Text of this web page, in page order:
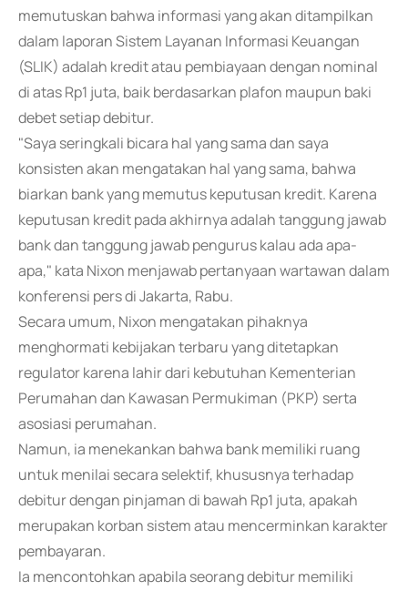
memutuskan bahwa informasi yang akan ditampilkan
dalam laporan Sistem Layanan Informasi Keuangan
(SLIK) adalah kredit atau pembiayaan dengan nominal
di atas Rp1 juta, baik berdasarkan plafon maupun baki
debet setiap debitur.
"Saya seringkali bicara hal yang sama dan saya
konsisten akan mengatakan hal yang sama, bahwa
biarkan bank yang memutus keputusan kredit. Karena
keputusan kredit pada akhirnya adalah tanggung jawab
bank dan tanggung jawab pengurus kalau ada apa-
apa," kata Nixon menjawab pertanyaan wartawan dalam
konferensi pers di Jakarta, Rabu.
Secara umum, Nixon mengatakan pihaknya
menghormati kebijakan terbaru yang ditetapkan
regulator karena lahir dari kebutuhan Kementerian
Perumahan dan Kawasan Permukiman (PKP) serta
asosiasi perumahan.
Namun, ia menekankan bahwa bank memiliki ruang
untuk menilai secara selektif, khususnya terhadap
debitur dengan pinjaman di bawah Rp1 juta, apakah
merupakan korban sistem atau mencerminkan karakter
pembayaran.
Ia mencontohkan apabila seorang debitur memiliki